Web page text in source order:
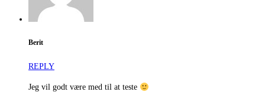
Berit
REPLY
Jeg vil godt være med til at teste